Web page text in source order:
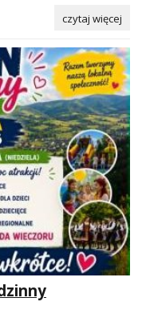
czytaj więcej